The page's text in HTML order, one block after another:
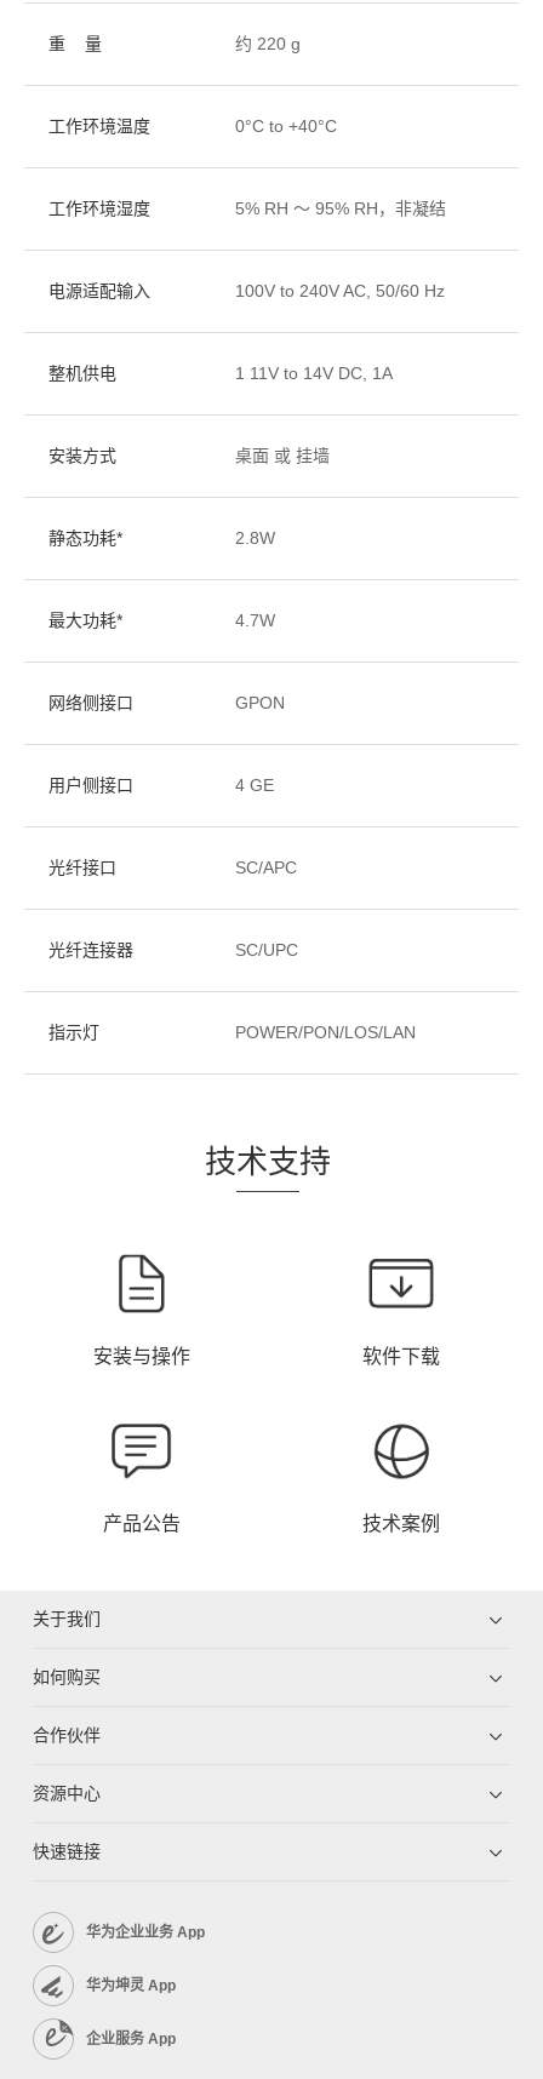
重 量 约 220 g
工作环境温度 0°C to +40°C
工作环境湿度 5% RH ～ 95% RH，非凝结
电源适配输入 100V to 240V AC, 50/60 Hz
整机供电 1 11V to 14V DC, 1A
安装方式 桌面 或 挂墙
静态功耗* 2.8W
最大功耗* 4.7W
网络侧接口 GPON
用户侧接口 4 GE
光纤接口 SC/APC
光纤连接器 SC/UPC
指示灯 POWER/PON/LOS/LAN
技术支持
安装与操作 软件下载
产品公告 技术案例
关于我们
如何购买
合作伙伴
资源中心
快速链接
华为企业业务 App
华为坤灵 App
企业服务 App